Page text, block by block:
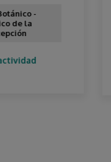
-
de la